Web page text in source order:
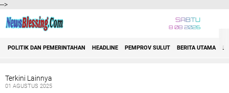
-->
SABTU
8 08 2026
2021
Bitung
Bolmong Raya
POLITIK DAN PEMERINTAHAN HEADLINE PEMPROV SULUT BERITA UTAMA
Terkini Lainnya
01 AGUSTUS 2025